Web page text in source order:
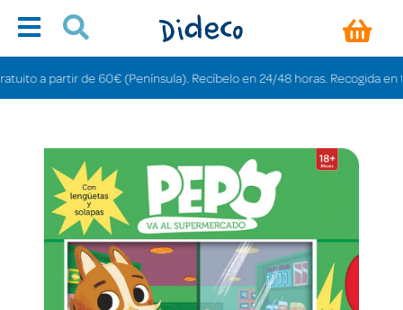
a partir de 60€ (Península). Recíbelo en 24/48 horas. Recogida en